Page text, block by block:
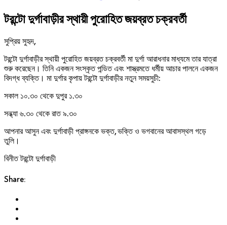
টরন্টো দুর্গাবাড়ীর স্থায়ী পুরোহিত জয়ব্রত চক্রবর্তী
সুপ্রিয় সুহৃদ,
টরন্টো দুর্গাবাড়ীর স্থায়ী পুরোহিত জয়ব্রত চক্রবর্তী মা দুর্গা আরাধনার মাধ্যমে তার যাত্রা
শুরু করেছেন। তিনি একজন সংস্কৃত পন্ডিত এবং শাস্ত্রমতে ধর্মীয় আচার পালনে একজন
বিদগ্ধ ব্যক্তি। মা দুর্গার কৃপায় টরন্টো দুর্গাবাড়ীর নতুন সময়সুচী:
সকাল ১০.৩০ থেকে দুপুর ১.৩০
সন্ধ্যা ৬.৩০ থেকে রাত ৯.৩০
আপনার আসুন এবং দুর্গাবাড়ী প্রাঙ্গনকে ভক্ত, ভক্তি ও ভগবানের আবাসস্থল গড়ে
তুলি।
বিনীত টরন্টো দুর্গাবাড়ী
Share: